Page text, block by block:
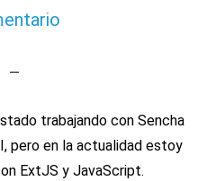
trabajando con Sencha
pero en la actualidad estoy
ExtJS y JavaScript.